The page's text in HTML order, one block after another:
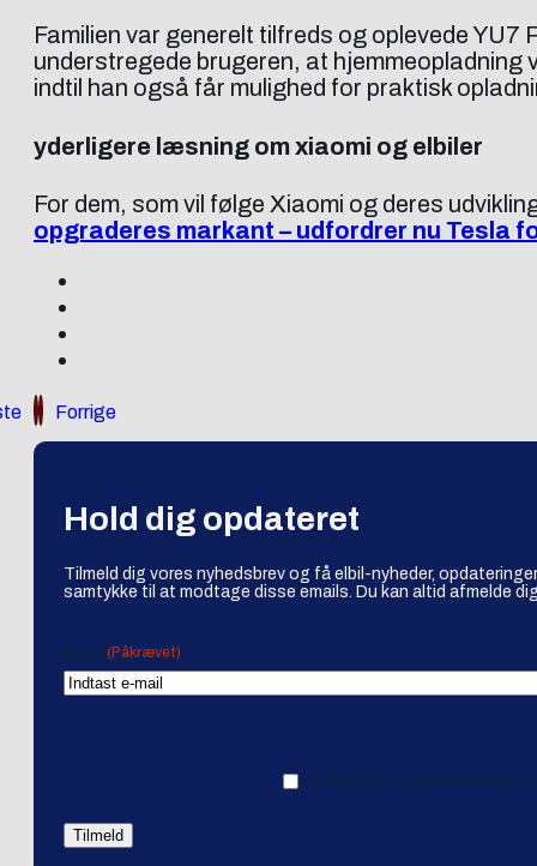
Familien var generelt tilfreds og oplevede YU7
understregede brugeren, at
indtil han også får mulighed for praktisk
yderligere læsning om xiaomi og elbiler
For dem, som vil følge Xiaomi og deres
opgraderes markant – udfordrer nu Tesla
Forrige
Hold dig opdateret
Tilmeld dig vores nyhedsbrev og få elbil-nyheder,
samtykke til at modtage disse emails. Du kan altid afmelde
Email (Påkrævet)
Ja tak, jeg vil gerne modtage